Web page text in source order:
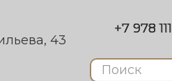
43
+7 978